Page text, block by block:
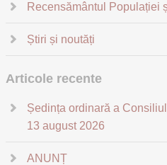
Recensământul Populației
Știri și noutăți
Articole recente
Ședința ordinară a
13 august 2026
ANUNȚ